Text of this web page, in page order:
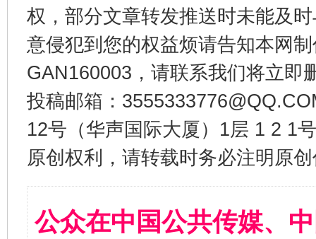
权，部分文章转发推送时未能及
意侵犯到您的权益烦请告知本网
GAN160003，请联系我们将立即
投稿邮箱：
12号（华声国际大厦）1层 1 2 1
原创权利，请转载时务必注明原
公众在中国公共传媒、